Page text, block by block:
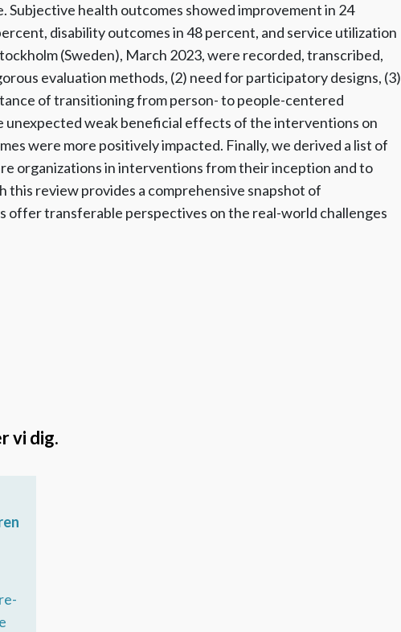
health outcomes showed improvement in 24
disability outcomes in 48 percent, and service utilization
(Sweden), March 2023, were recorded, transcribed,
evaluation methods, (2) need for participatory designs, (3)
of transitioning from person- to people-centered
unexpected weak beneficial effects of the interventions on
were more positively impacted. Finally, we derived a list of
organizations in interventions from their inception and to
review provides a comprehensive snapshot of
transferable perspectives on the real-world challenges
vi dig.